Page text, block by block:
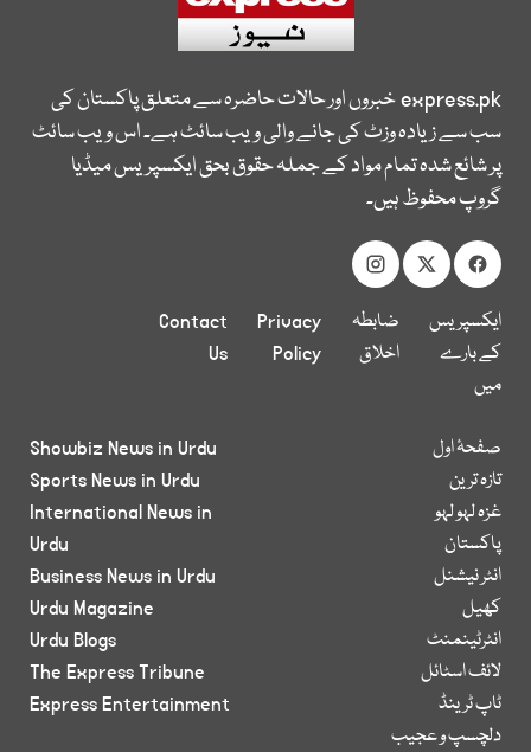
express.pkخبروں اور حالات حاضرہ سے متعلق پاکستان کی
سب سے زیادہ وزٹ کی جانے والی ویب سائٹ ہے۔ اس ویب سائٹ
پر شائع شدہ تمام مواد کے جملہ حقوق بحق ایکسپریس میڈیا
گروپ محفوظ ہیں۔
ایکسپریس
کے بارے
میں
ضابطہ
اخلاق
Privacy
Policy
Contact
Us
صفحۂ اول
تازہ ترین
غزہ لہو لہو
پاکستان
انٹر نیشنل
کھیل
انٹرٹینمنٹ
لائف اسٹائل
ٹاپ ٹرینڈ
دلچسپ و عجیب
Showbiz News in Urdu
Sports News in Urdu
International News in
Urdu
Business News in Urdu
Urdu Magazine
Urdu Blogs
The Express Tribune
Express Entertainment